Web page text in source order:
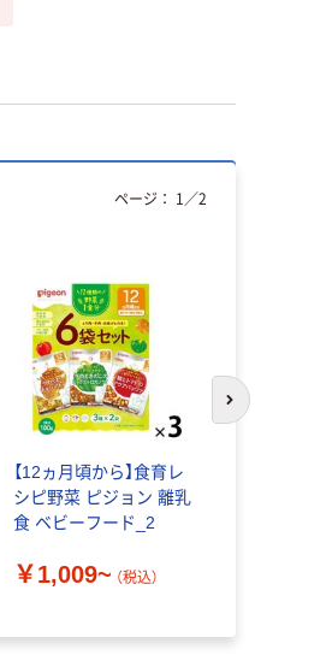
【12ヵ月頃から】食育レ
シピ野菜 ピジョン 離乳
食 ベビーフード_2
￥1,009~ （税込）
ページ： 1 ／2
次のスライド